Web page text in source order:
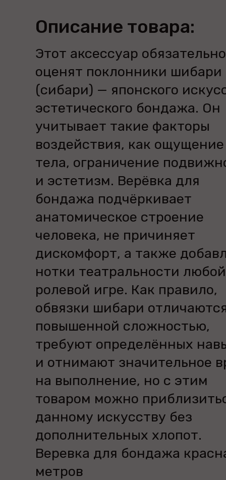
Описание товара:
Этот аксессуар обязательно
оценят поклонники шибари
(сибари) — японского
эстетического бондажа. Он
учитывает такие факторы
воздействия, как ощущение
тела, ограничение
и эстетизм. Верёвка для
бондажа подчёркивает
анатомическое строение
человека, не причиняет
дискомфорт, а также
нотки театральности любой
ролевой игре. Как правило,
обвязки шибари
повышенной сложностью,
требуют определённых
и отнимают значительное
на выполнение, но с этим
товаром можно
данному искусству без
дополнительных хлопот.
Веревка для бондажа
метров